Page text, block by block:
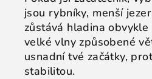
jsou rybníky, menší
zůstává hladina
velké vlny způsobené
usnadní tvé začátky,
stabilitou.